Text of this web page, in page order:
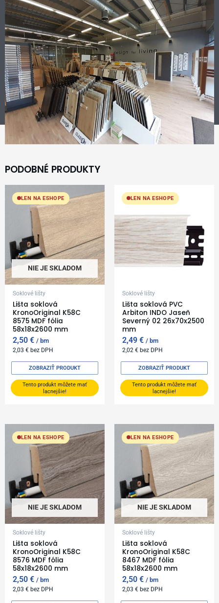
PODOBNÉ PRODUKTY
LEN NA ESHOPE
NIE JE SKLADOM
Soklové lišty
Lišta soklová
KronoOriginal K58C
8575 MDF fólia
58x18x2600 mm
2,50€ bm
2,03€ bez DPH
Tento produkt môžete mať
lacnejšie!
ZOBRAZIŤ PRODUKT
LEN NA ESHOPE
Soklové lišty
Lišta soklová PVC
Arbiton INDO Jaseň
Severný 02 26x70x2500
mm
2,49€ bm
2,02€ bez DPH
Tento produkt môžete mať
lacnejšie!
ZOBRAZIŤ PRODUKT
LEN NA ESHOPE
NIE JE SKLADOM
Soklové lišty
Lišta soklová
KronoOriginal K58C
8576 MDF fólia
58x18x2600 mm
2,50€ bm
2,03€ bez DPH
LEN NA ESHOPE
NIE JE SKLADOM
Soklové lišty
Lišta soklová
KronoOriginal K58C
8467 MDF fólia
58x18x2600 mm
2,50€ bm
2,03€ bez DPH